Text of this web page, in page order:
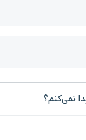
نمی‌کنم؟